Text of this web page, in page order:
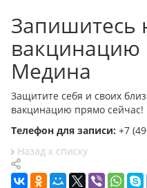
Запишитесь
вакцинацию
Медина
Защитите себя и своих
вакцинацию прямо сейчас!
Телефон для записи: +7
Назад к списку